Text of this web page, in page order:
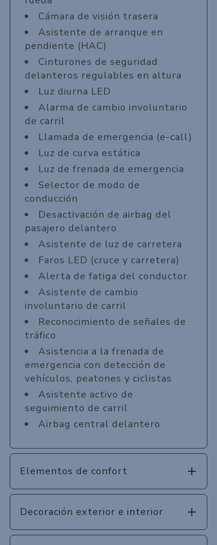
Cámara de visión trasera
Asistente de arranque en
pendiente (HAC)
Cinturones de seguridad
delanteros regulables en altura
Luz diurna LED
Alarma de cambio involuntario
de carril
Llamada de emergencia (e-call)
Luz de curva estática
Luz de frenada de emergencia
Selector de modo de
conducción
Desactivación de airbag del
pasajero delantero
Asistente de luz de carretera
Faros LED (cruce y carretera)
Alerta de fatiga del conductor
Asistente de cambio
involuntario de carril
Reconocimiento de señales de
tráfico
Asistencia a la frenada de
emergencia con detección de
vehículos, peatones y ciclistas
Asistente activo de
seguimiento de carril
Airbag central delantero
Elementos de confort
Decoración exterior e interior